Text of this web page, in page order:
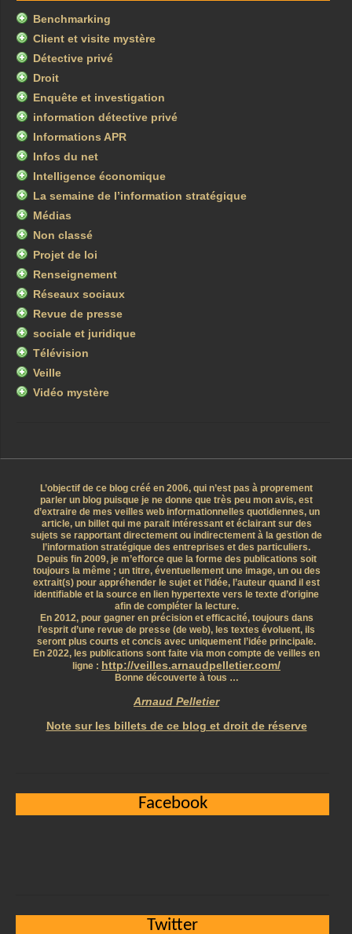
Benchmarking
Client et visite mystère
Détective privé
Droit
Enquête et investigation
information détective privé
Informations APR
Infos du net
Intelligence économique
La semaine de l’information stratégique
Médias
Non classé
Projet de loi
Renseignement
Réseaux sociaux
Revue de presse
sociale et juridique
Télévision
Veille
Vidéo mystère
L’objectif de ce blog créé en 2006, qui n’est pas à proprement
parler un blog puisque je ne donne que très peu mon avis, est
d’extraire de mes veilles web informationnelles quotidiennes, un
article, un billet qui me parait intéressant et éclairant sur des
sujets se rapportant directement ou indirectement à la gestion de
l’information stratégique des entreprises et des particuliers.
Depuis fin 2009, je m’efforce que la forme des publications soit
toujours la même ; un titre, éventuellement une image, un ou des
extrait(s) pour appréhender le sujet et l’idée, l’auteur quand il est
identifiable et la source en lien hypertexte vers le texte d’origine
afin de compléter la lecture.
En 2012, pour gagner en précision et efficacité, toujours dans
l’esprit d’une revue de presse (de web), les textes évoluent, ils
seront plus courts et concis avec uniquement l’idée principale.
En 2022, les publications sont faite via mon compte de veilles en
ligne : http://veilles.arnaudpelletier.com/
Bonne découverte à tous …
Arnaud Pelletier
Note sur les billets de ce blog et droit de réserve
Facebook
Twitter